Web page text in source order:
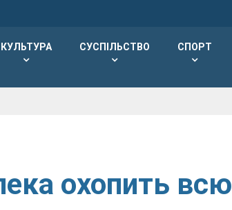
КУЛЬТУРА СУСПІЛЬСТВО СПОРТ
охопить всю